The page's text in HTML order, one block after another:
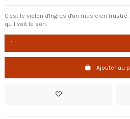
C'est le violon d'Ingres d'un musicien
qu'il voit le son.
Ajouter au